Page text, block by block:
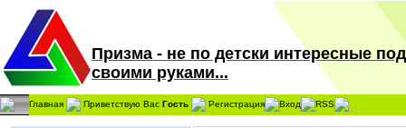
Призма - не по детски интересные
своими руками...
Главная Приветствую Вас Гость Регистрация Вход RSS